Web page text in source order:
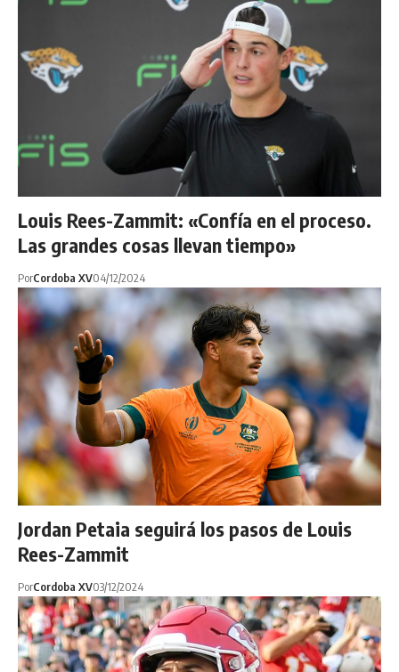
Louis Rees-Zammit: «Confía en el proceso.
Las grandes cosas llevan tiempo»
PorCordoba XV04/12/2024
Jordan Petaia seguirá los pasos de Louis
Rees-Zammit
PorCordoba XV03/12/2024